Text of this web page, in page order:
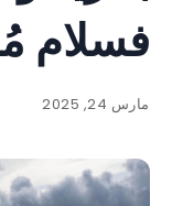
فسلام
مارس 24, 2025